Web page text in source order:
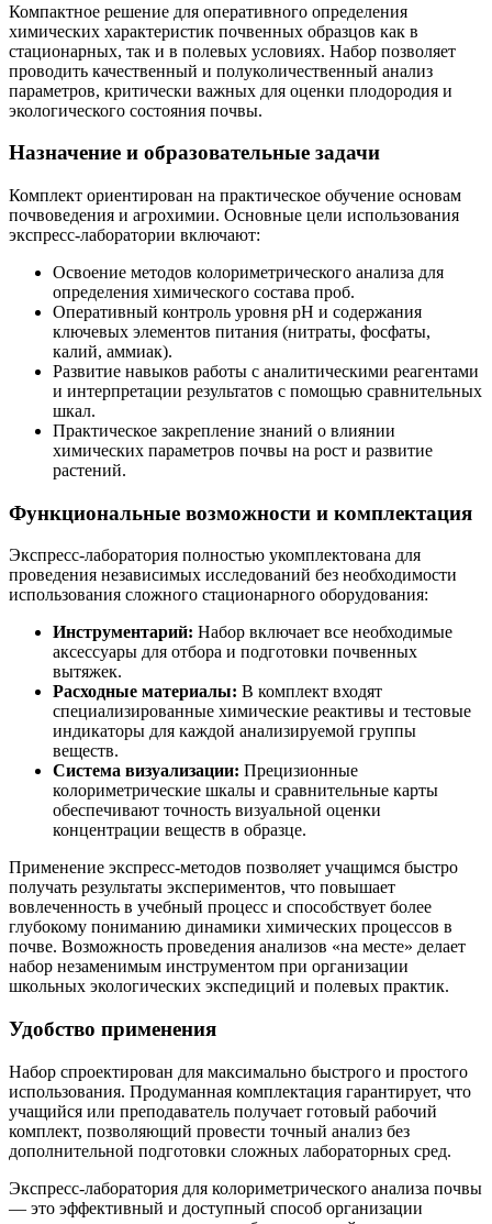
Компактное решение для оперативного определения
химических характеристик почвенных образцов как в
стационарных, так и в полевых условиях. Набор позволяет
проводить качественный и полуколичественный анализ
параметров, критически важных для оценки плодородия и
экологического состояния почвы.
Назначение и образовательные задачи
Комплект ориентирован на практическое обучение основам
почвоведения и агрохимии. Основные цели использования
экспресс-лаборатории включают:
Освоение методов колориметрического анализа для
определения химического состава проб.
Оперативный контроль уровня pH и содержания
ключевых элементов питания (нитраты, фосфаты,
калий, аммиак).
Развитие навыков работы с аналитическими реагентами
и интерпретации результатов с помощью сравнительных
шкал.
Практическое закрепление знаний о влиянии
химических параметров почвы на рост и развитие
растений.
Функциональные возможности и комплектация
Экспресс-лаборатория полностью укомплектована для
проведения независимых исследований без необходимости
использования сложного стационарного оборудования:
Инструментарий: Набор включает все необходимые
аксессуары для отбора и подготовки почвенных
вытяжек.
Расходные материалы: В комплект входят
специализированные химические реактивы и тестовые
индикаторы для каждой анализируемой группы
веществ.
Система визуализации: Прецизионные
колориметрические шкалы и сравнительные карты
обеспечивают точность визуальной оценки
концентрации веществ в образце.
Применение экспресс-методов позволяет учащимся быстро
получать результаты экспериментов, что повышает
вовлеченность в учебный процесс и способствует более
глубокому пониманию динамики химических процессов в
почве. Возможность проведения анализов «на месте» делает
набор незаменимым инструментом при организации
школьных экологических экспедиций и полевых практик.
Удобство применения
Набор спроектирован для максимально быстрого и простого
использования. Продуманная комплектация гарантирует, что
учащийся или преподаватель получает готовый рабочий
комплект, позволяющий провести точный анализ без
дополнительной подготовки сложных лабораторных сред.
Экспресс-лаборатория для колориметрического анализа почвы
— это эффективный и доступный способ организации